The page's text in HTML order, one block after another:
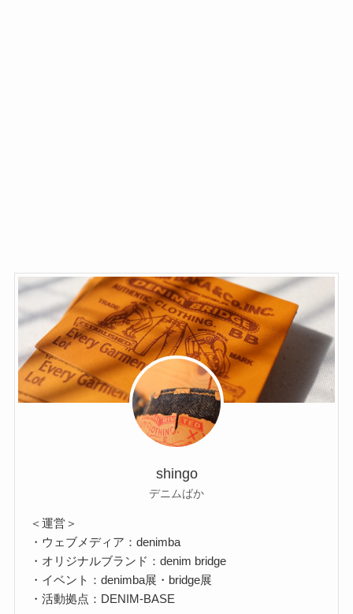
shingo
デニムばか
＜運営＞
・ウェブメディア：denimba
・オリジナルブランド：denim bridge
・イベント：denimba展・bridge展
・活動拠点：DENIM-BASE